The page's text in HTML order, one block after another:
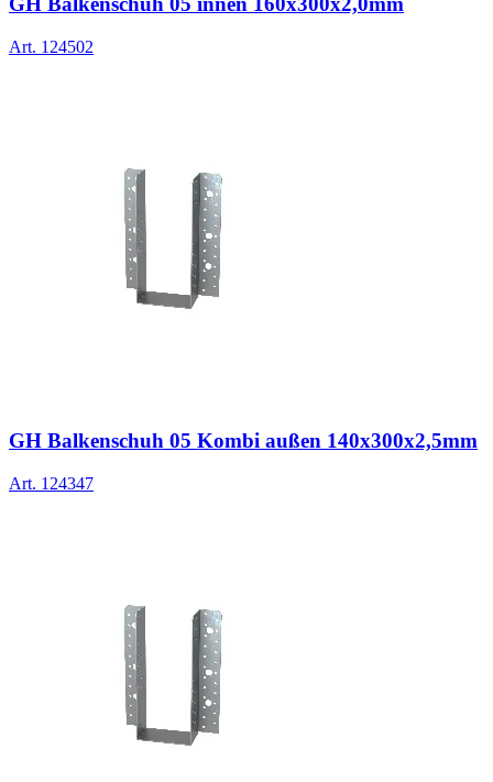
Art. 124502
GH Balkenschuh 05 Kombi außen 140x300x2,5mm
Art. 124347